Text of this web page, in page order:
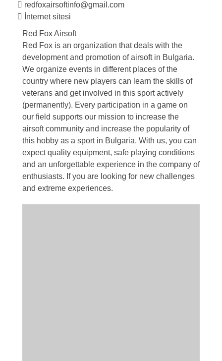
redfoxairsoftinfo@gmail.com
İnternet sitesi
Red Fox Airsoft
Red Fox is an organization that deals with the
development and promotion of airsoft in Bulgaria.
We organize events in different places of the
country where new players can learn the skills of
veterans and get involved in this sport actively
(permanently). Every participation in a game on
our field supports our mission to increase the
airsoft community and increase the popularity of
this hobby as a sport in Bulgaria. With us, you can
expect quality equipment, safe playing conditions
and an unforgettable experience in the company of
enthusiasts. If you are looking for new challenges
and extreme experiences.